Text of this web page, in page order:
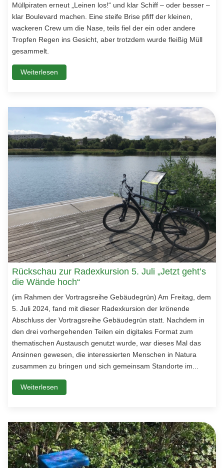
Müllpiraten erneut „Leinen los!“ und klar Schiff – oder besser –
klar Boulevard machen. Eine steife Brise pfiff der kleinen,
wackeren Crew um die Nase, teils fiel der ein oder andere
Tropfen Regen ins Gesicht, aber trotzdem wurde fleißig Müll
gesammelt.
Weiterlesen
Rückschau zur Radexkursion 5. Juli „Jetzt geht’s
die Wände hoch“
(im Rahmen der Vortragsreihe Gebäudegrün) Am Freitag, dem
5. Juli 2024, fand mit dieser Radexkursion der krönende
Abschluss der Vortragsreihe Gebäudegrün statt. Nachdem in
den drei vorhergehenden Teilen ein digitales Format zum
thematischen Austausch genutzt wurde, war dieses Mal das
Ansinnen gewesen, die interessierten Menschen in Natura
zusammen zu bringen und sich gemeinsam Standorte im...
Weiterlesen